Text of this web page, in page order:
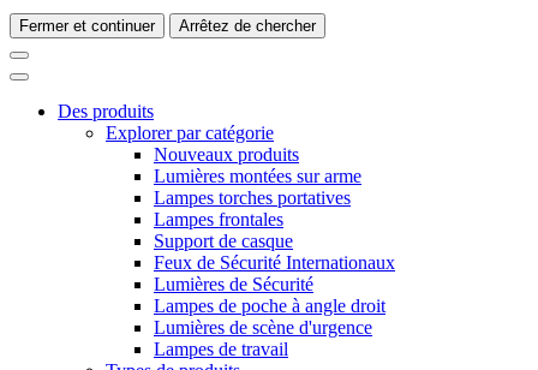
Fermer et continuer Arrêtez de chercher
Des produits
Explorer par catégorie
Nouveaux produits
Lumières montées sur arme
Lampes torches portatives
Lampes frontales
Support de casque
Feux de Sécurité Internationaux
Lumières de Sécurité
Lampes de poche à angle droit
Lumières de scène d'urgence
Lampes de travail